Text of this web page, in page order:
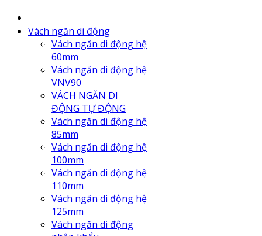
Vách ngăn di động
Vách ngăn di động hệ
60mm
Vách ngăn di động hệ
VNV90
VÁCH NGĂN DI
ĐỘNG TỰ ĐỘNG
Vách ngăn di động hệ
85mm
Vách ngăn di động hệ
100mm
Vách ngăn di động hệ
110mm
Vách ngăn di động hệ
125mm
Vách ngăn di động